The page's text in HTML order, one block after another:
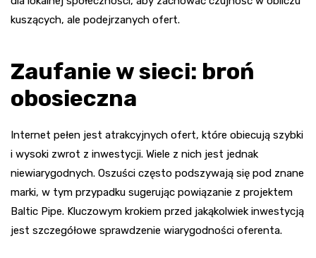
kuszących, ale podejrzanych ofert.
Zaufanie w sieci: broń
obosieczna
Internet pełen jest atrakcyjnych ofert, które obiecują szybki
i wysoki zwrot z inwestycji. Wiele z nich jest jednak
niewiarygodnych. Oszuści często podszywają się pod znane
marki, w tym przypadku sugerując powiązanie z projektem
Baltic Pipe. Kluczowym krokiem przed jakąkolwiek inwestycją
jest szczegółowe sprawdzenie wiarygodności oferenta.